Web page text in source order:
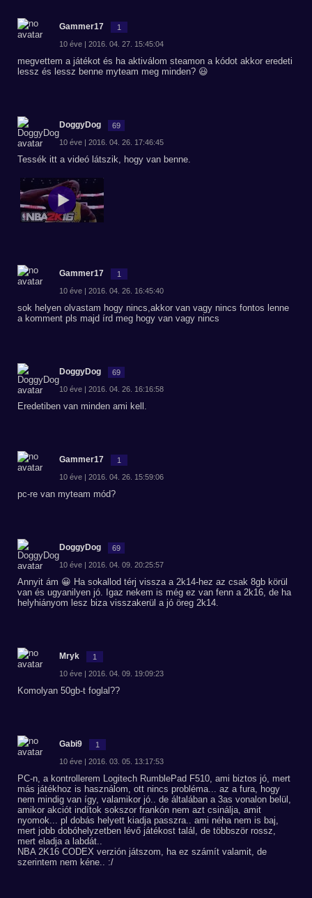
Gammer17 1
10 éve | 2016. 04. 27. 15:45:04
megvettem a játékot és ha aktiválom steamon a kódot akkor eredeti
lessz és lessz benne myteam meg minden? 😃
DoggyDog 69
10 éve | 2016. 04. 26. 17:46:45
Tessék itt a videó látszik, hogy van benne.
Gammer17 1
10 éve | 2016. 04. 26. 16:45:40
sok helyen olvastam hogy nincs,akkor van vagy nincs fontos lenne
a komment pls majd írd meg hogy van vagy nincs
DoggyDog 69
10 éve | 2016. 04. 26. 16:16:58
Eredetiben van minden ami kell.
Gammer17 1
10 éve | 2016. 04. 26. 15:59:06
pc-re van myteam mód?
DoggyDog 69
10 éve | 2016. 04. 09. 20:25:57
Annyit ám 😀 Ha sokallod térj vissza a 2k14-hez az csak 8gb körül
van és ugyanilyen jó. Igaz nekem is még ez van fenn a 2k16, de ha
helyhiányom lesz biza visszakerül a jó öreg 2k14.
Mryk 1
10 éve | 2016. 04. 09. 19:09:23
Komolyan 50gb-t foglal??
Gabi9 1
10 éve | 2016. 03. 05. 13:17:53
PC-n, a kontrollerem Logitech RumblePad F510, ami biztos jó, mert
más játékhoz is használom, ott nincs probléma... az a fura, hogy
nem mindig van így, valamikor jó.. de általában a 3as vonalon belül,
amikor akciót indítok sokszor frankón nem azt csinálja, amit
nyomok... pl dobás helyett kiadja passzra.. ami néha nem is baj,
mert jobb dobóhelyzetben lévő játékost talál, de többször rossz,
mert eladja a labdát..
NBA 2K16 CODEX verzión játszom, ha ez számít valamit, de
szerintem nem kéne.. :/